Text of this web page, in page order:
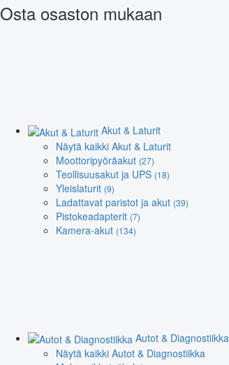
Osta osaston mukaan
Akut & Laturit
Näytä kaikki Akut & Laturit
Moottoripyöräakut (27)
Teollisuusakut ja UPS (18)
Yleislaturit (9)
Ladattavat paristot ja akut (39)
Pistokeadapterit (7)
Kamera-akut (134)
Autot & Diagnostiikka
Näytä kaikki Autot & Diagnostiikka